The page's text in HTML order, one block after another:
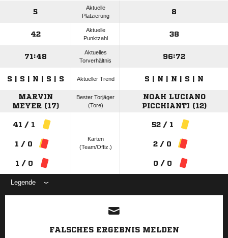
5
Aktuelle
Platzierung
8
42
Aktuelle
Punktzahl
38
71:48
Aktuelles
Torverhältnis
96:72
S | S | N | S | S Aktueller Trend S | N | N | S | N
MARVIN
MEYER (17)
Bester Torjäger
(Tore)
NOAH LUCIANO
PICCHIANTI (12)
41 / 1
1 / 0
1 / 0
Karten
(Team/Offiz.)
52 / 1
2 / 0
0 / 0
Legende
ANZEIGE
FALSCHES ERGEBNIS MELDEN